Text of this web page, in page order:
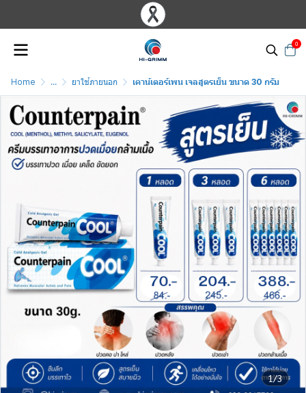
0
Home ... ยาใช้ภายนอก เคาน์เตอร์เพน เจลสูตรเย็น ขนาด 30 กรัม
1/3